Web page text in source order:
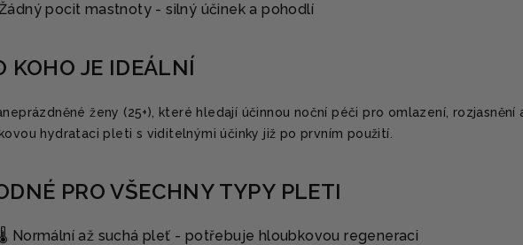
pocit mastnoty - silný účinek a pohodlí
KOHO JE IDEÁLNÍ
ženy (25+), které hledají účinnou noční péči pro omlazení, rozjasnění
hydrataci pleti s viditelnými účinky již po prvním použití.
PRO VŠECHNY TYPY PLETI
🌡 Normální až suchá pleť - potřebuje hloubkovou regeneraci